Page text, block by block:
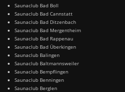
Saunaclub Bad Boll
Saunaclub Bad Cannstatt
Saunaclub Bad Ditzenbach
Saunaclub Bad Mergentheim
Saunaclub Bad Rappenau
Saunaclub Bad Überkingen
Saunaclub Balingen
Saunaclub Baltmannsweiler
Saunaclub Bempflingen
Saunaclub Benningen
Saunaclub Berglen